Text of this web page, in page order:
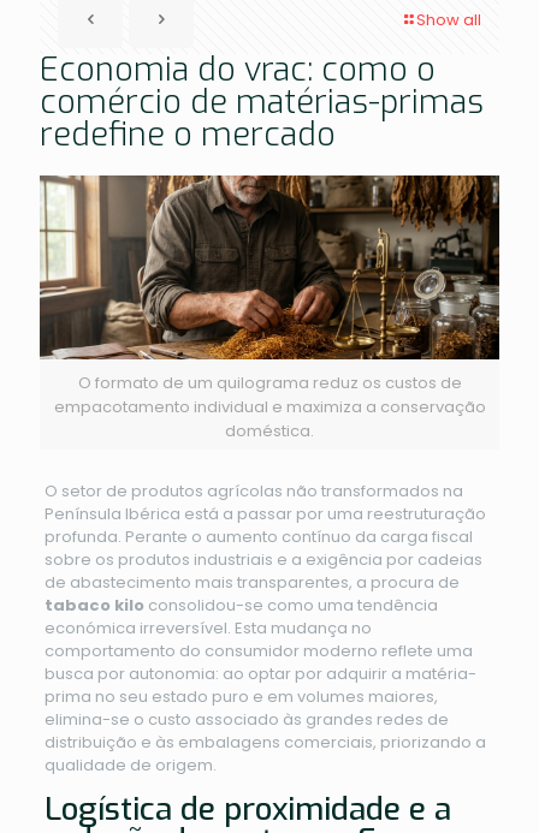
Show all
Economia do vrac: como o
comércio de matérias-primas
redefine o mercado
O formato de um quilograma reduz os custos de
empacotamento individual e maximiza a conservação
doméstica.
O setor de produtos agrícolas não transformados na
Península Ibérica está a passar por uma reestruturação
profunda. Perante o aumento contínuo da carga fiscal
sobre os produtos industriais e a exigência por cadeias
de abastecimento mais transparentes, a procura de
tabaco kilo consolidou-se como uma tendência
económica irreversível. Esta mudança no
comportamento do consumidor moderno reflete uma
busca por autonomia: ao optar por adquirir a matéria-
prima no seu estado puro e em volumes maiores,
elimina-se o custo associado às grandes redes de
distribuição e às embalagens comerciais, priorizando a
qualidade de origem.
Logística de proximidade e a